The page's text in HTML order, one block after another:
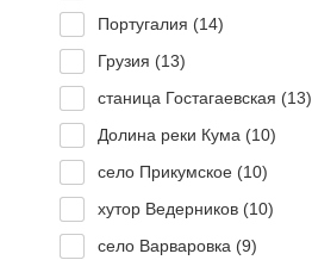
Португалия (14)
Грузия (13)
станица Гостагаевская (13)
Долина реки Кума (10)
село Прикумское (10)
хутор Ведерников (10)
село Варваровка (9)